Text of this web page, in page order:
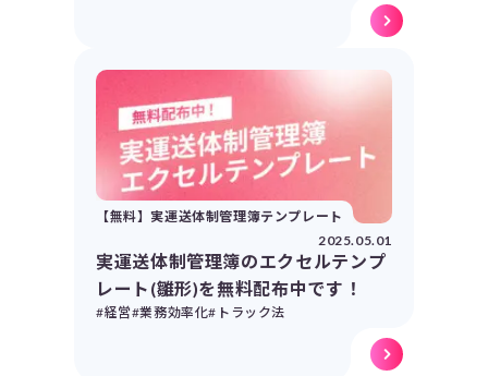
【無料】実運送体制管理簿テンプレート
2025.05.01
実運送体制管理簿のエクセルテンプ
レート(雛形)を無料配布中です！
#経営#業務効率化#トラック法